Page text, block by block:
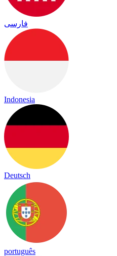
فارسی
Indonesia
Deutsch
português